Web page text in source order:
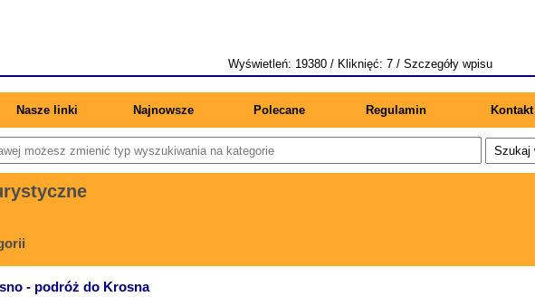
Wyświetleń: 19380 / Kliknięć: 7 / Szczegóły wpisu
Nasze linki Najnowsze Polecane Regulamin Kontakt
- podróż do Krosna